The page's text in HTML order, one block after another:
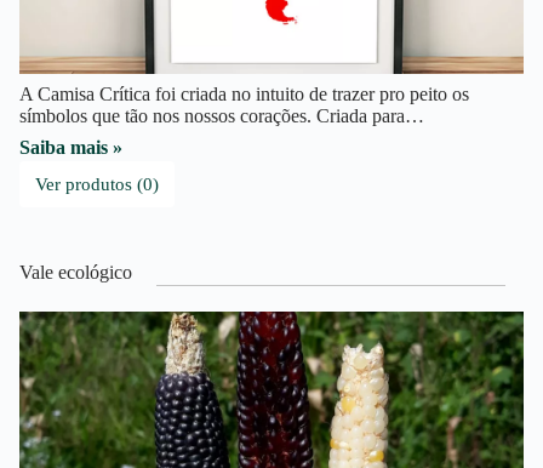
A Camisa Crítica foi criada no intuito de trazer pro peito os
símbolos que tão nos nossos corações. Criada para…
Saiba mais »
Ver produtos (0)
Vale ecológico